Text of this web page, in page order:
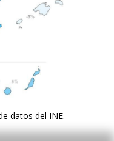
datos del INE.